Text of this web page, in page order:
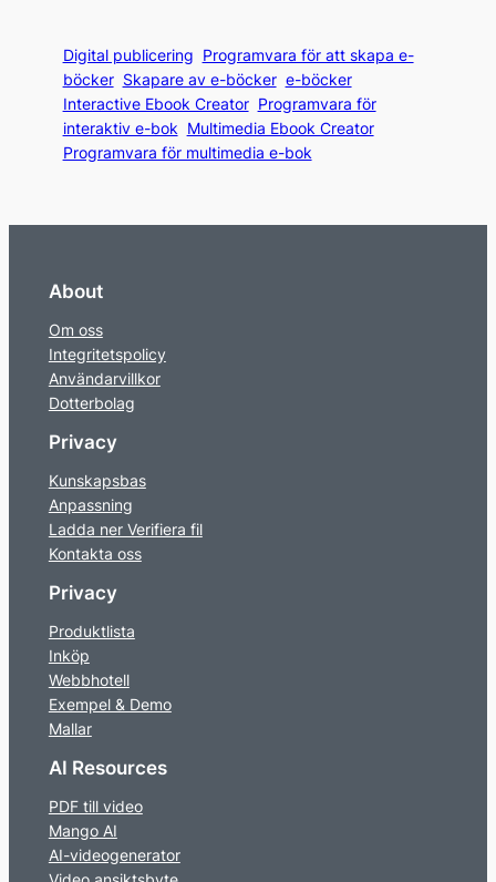
Digital publicering Programvara för att skapa e-
böcker Skapare av e-böcker e-böcker
Interactive Ebook Creator Programvara för
interaktiv e-bok Multimedia Ebook Creator
Programvara för multimedia e-bok
About
Om oss
Integritetspolicy
Användarvillkor
Dotterbolag
Privacy
Kunskapsbas
Anpassning
Ladda ner Verifiera fil
Kontakta oss
Privacy
Produktlista
Inköp
Webbhotell
Exempel & Demo
Mallar
AI Resources
PDF till video
Mango AI
AI-videogenerator